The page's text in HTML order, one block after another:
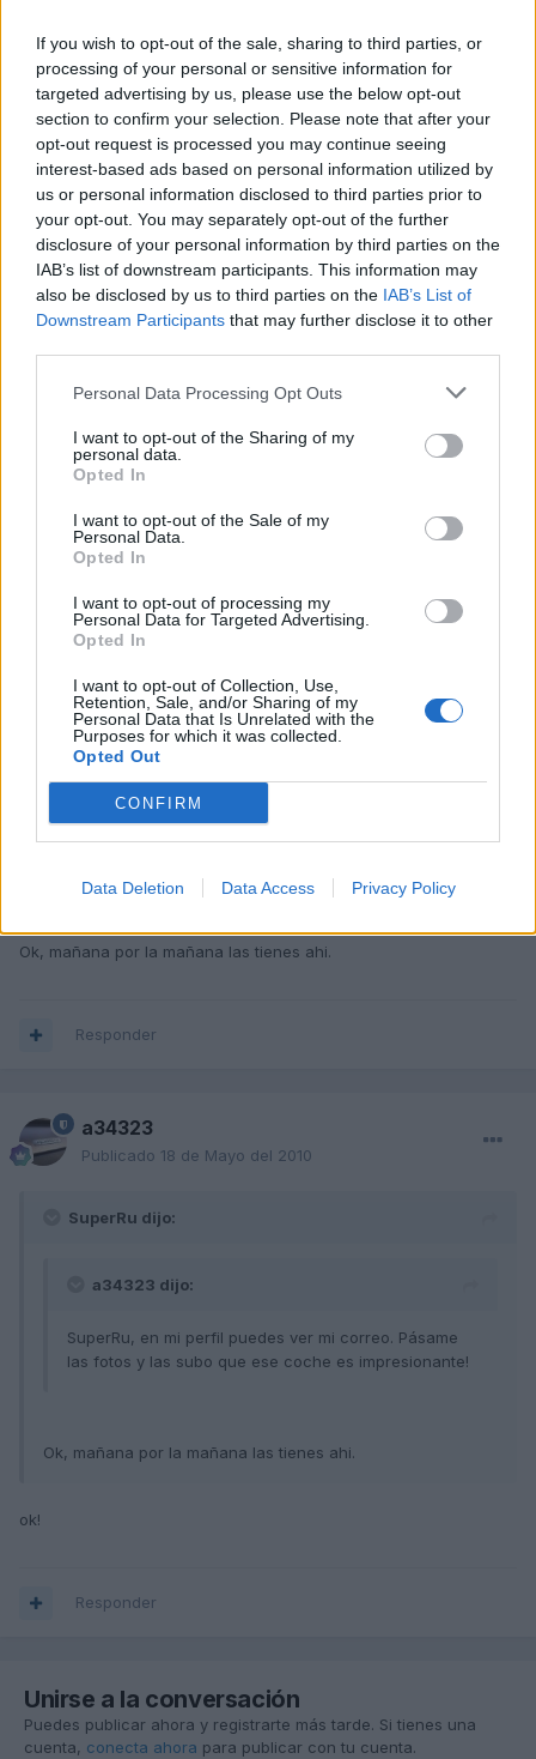
If you wish to opt-out of the sale, sharing to third parties, or
processing of your personal or sensitive information for
targeted advertising by us, please use the below opt-out
section to confirm your selection. Please note that after your
opt-out request is processed you may continue seeing
interest-based ads based on personal information utilized by
us or personal information disclosed to third parties prior to
your opt-out. You may separately opt-out of the further
disclosure of your personal information by third parties on the
IAB’s list of downstream participants. This information may
also be disclosed by us to third parties on the IAB’s List of
Downstream Participants that may further disclose it to other
Personal Data Processing Opt Outs
I want to opt-out of the Sharing of my
personal data.
Opted In
I want to opt-out of the Sale of my
Personal Data.
Opted In
I want to opt-out of processing my
Personal Data for Targeted Advertising.
Opted In
I want to opt-out of Collection, Use,
Retention, Sale, and/or Sharing of my
Personal Data that Is Unrelated with the
Purposes for which it was collected.
Opted Out
CONFIRM
Data Deletion Data Access Privacy Policy
Responder
DavidBEST
Publicado18 de Mayo del 2010
Pero su rugido aunque sea al ralentí apasiona a cualquiera!!
Responder
Publicado18 de Mayo del 2010
las subo que ese coche es impresionante!
Responder
SuperRu
Publicado18 de Mayo del 2010
a34323 dijo:
SuperRu, en mi perfil puedes ver mi correo. Pásame las
Ok, mañana por la mañana las tienes ahi.
Responder
a34323
Publicado 18 de Mayo del 2010
SuperRu dijo:
a34323 dijo:
SuperRu, en mi perfil puedes ver mi correo. Pásame
las fotos y las subo que ese coche es impresionante!
Ok, mañana por la mañana las tienes ahi.
ok!
Responder
Unirse a la conversación
Puedes publicar ahora y registrarte más tarde. Si tienes una
cuenta, conecta ahora para publicar con tu cuenta.